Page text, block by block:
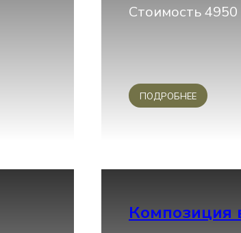
Стоимость
ПОДРОБНЕЕ
Композиция